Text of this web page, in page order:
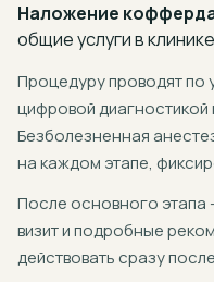
Наложение
общие услугив
Процедуру проводят по
цифровой диагностикой
Безболезненная
на каждом этапе,
После основного этапа
визит и подробные
действовать сразу